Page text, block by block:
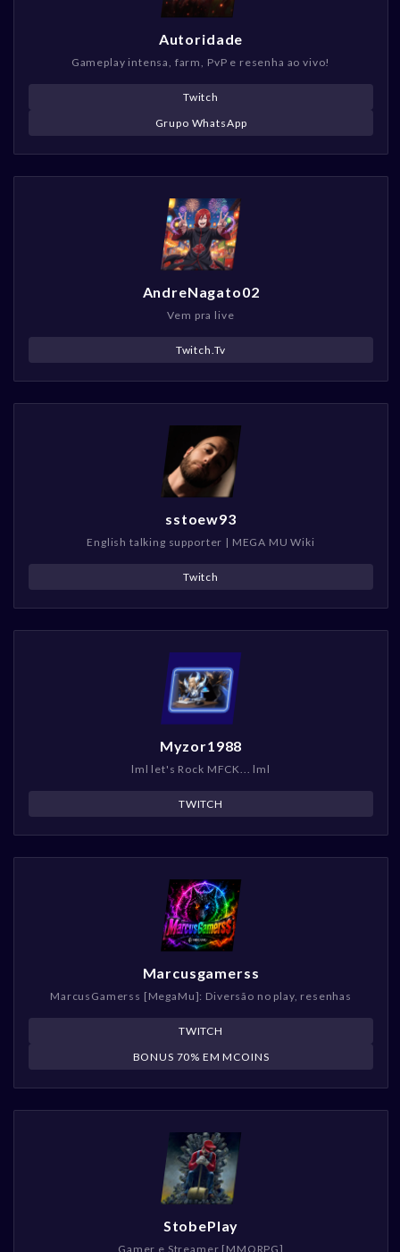
Autoridade
Gameplay intensa, farm, PvP e resenha ao vivo!
Twitch
Grupo WhatsApp
AndreNagato02
Vem pra live
Twitch.Tv
sstoew93
English talking supporter | MEGA MU Wiki
Twitch
Myzor1988
lml let's Rock MFCK... lml
TWITCH
Marcusgamerss
MarcusGamerss [MegaMu]: Diversão no play, resenhas
TWITCH
BONUS 70% EM MCOINS
StobePlay
Gamer e Streamer [MMORPG]